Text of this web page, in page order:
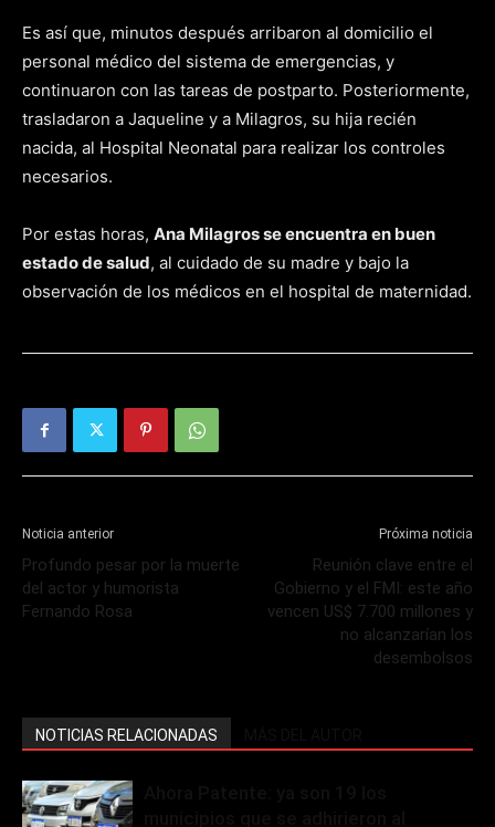
Es así que, minutos después arribaron al domicilio el
personal médico del sistema de emergencias, y
continuaron con las tareas de postparto. Posteriormente,
trasladaron a Jaqueline y a Milagros, su hija recién
nacida, al Hospital Neonatal para realizar los controles
necesarios.
Por estas horas, Ana Milagros se encuentra en buen
estado de salud, al cuidado de su madre y bajo la
observación de los médicos en el hospital de maternidad.
Noticia anterior
Profundo pesar por la muerte
del actor y humorista
Fernando Rosa
Próxima noticia
Reunión clave entre el
Gobierno y el FMI: este año
vencen US$ 7.700 millones y
no alcanzarían los
desembolsos
NOTICIAS RELACIONADAS